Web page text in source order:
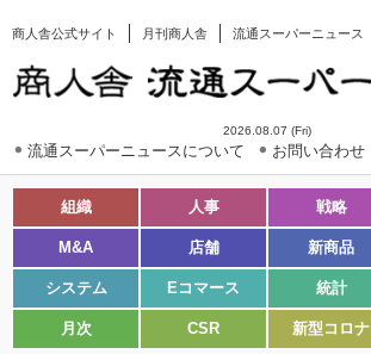
商人舎公式サイト 月刊商人舎 流通スーパーニュース
2026.08.07 (Fri)
流通スーパーニュースについて お問い合わせ
組織 人事 戦略
M&A 店舗 新商品
システム Eコマース 統計
月次 CSR 新型コロナ